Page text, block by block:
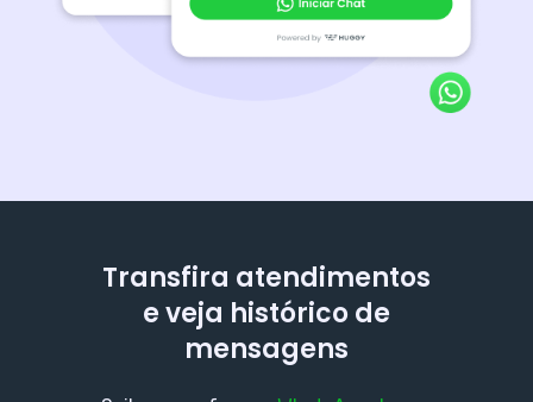
Transfira atendimentos
e veja histórico de
mensagens